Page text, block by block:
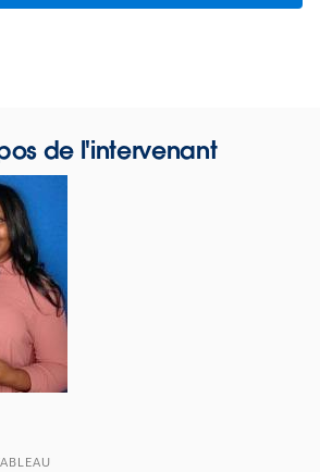
de l'intervenant